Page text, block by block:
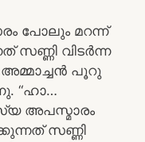
പോലും മറന്ന്
സണ്ണി വിടർന്ന
അമ്മാച്ചൻ പൂറു
“ഹാ…
അപസ്മാരം
സണ്ണി